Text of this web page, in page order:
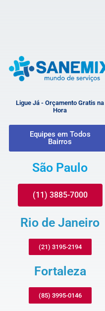
Ligue Já - Orçamento Gratis na
Hora
Equipes em Todos
Bairros
São Paulo
(11) 3885-7000
Rio de Janeiro
(21) 3195-2194
Fortaleza
(85) 3995-0146